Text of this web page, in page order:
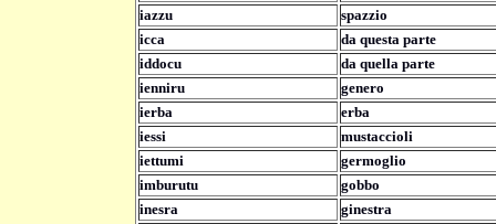
iazzu
spazzio
icca
da questa parte
iddocu
da quella parte
ienniru
genero
ierba
erba
iessi
mustaccioli
iettumi
germoglio
imburutu
gobbo
inesra
ginestra